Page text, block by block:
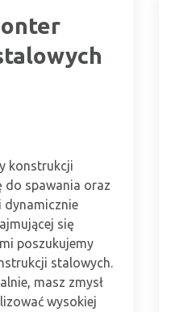
konstrukcji
do spawania oraz
dynamicznie
się
poszukujemy
stalowych.
masz zmysł
wysokiej